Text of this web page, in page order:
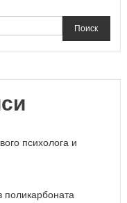
Поиск
психолога и
поликарбоната